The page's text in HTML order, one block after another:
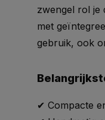
zwengel rol je
met
gebruik, ook
✔ Compacte